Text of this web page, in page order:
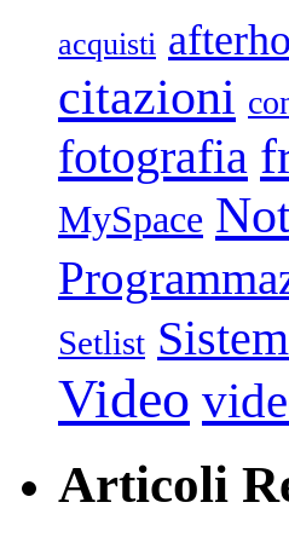
acquisti
citazioni
fotografia
MySpace
Setlist
Video
Articoli